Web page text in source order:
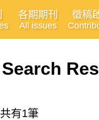
各期期刊
All issues
徵稿
Search
有1筆